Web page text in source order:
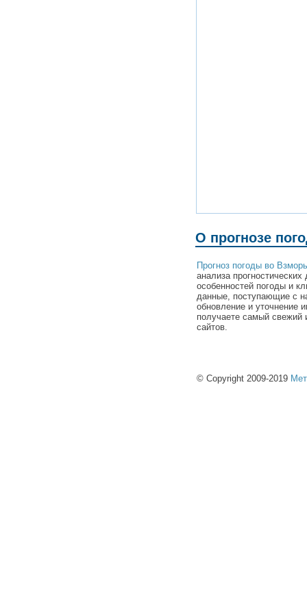
О прогнозе
Прогноз погоды во
анализа
особенностей погоды и
данные, поступающие с
обновление и уточнение
получаете самый свежий
сайтов.
© Copyright 2009-2019